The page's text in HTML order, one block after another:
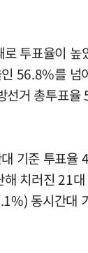
로 투표율이
56.8%를 넘
거 총투표율
기준 투표
해 치러진 21
동시간대